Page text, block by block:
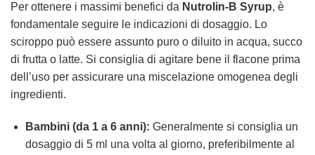
Per ottenere i massimi benefici da Nutrolin-B Syrup, è
fondamentale seguire le indicazioni di dosaggio. Lo
sciroppo può essere assunto puro o diluito in acqua, succo
di frutta o latte. Si consiglia di agitare bene il flacone prima
dell’uso per assicurare una miscelazione omogenea degli
ingredienti.
Bambini (da 1 a 6 anni): Generalmente si consiglia un
dosaggio di 5 ml una volta al giorno, preferibilmente al